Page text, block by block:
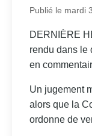
Publié le mardi
DERNIÈRE
rendu dans
en
Un jugement
alors que la
ordonne de